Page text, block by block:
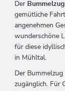
Der Bummelzug
gemütliche
angenehmen
wunderschöne
für diese
in Mühltal.
Der
zugänglich. Für